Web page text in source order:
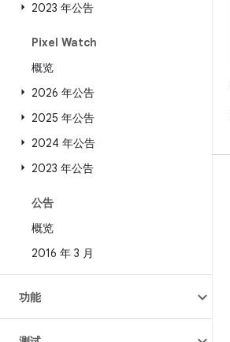
2023 年公告
Pixel Watch
概览
2026 年公告
2025 年公告
2024 年公告
2023 年公告
公告
概览
2016 年 3 月
功能
Android 代码库
要求
下载
驱动程序二进制文件